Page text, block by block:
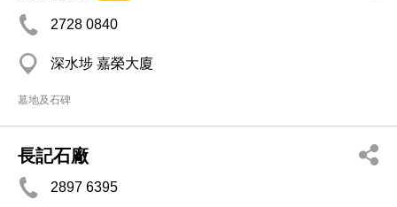
2728 0840
深水埗 嘉榮大廈
墓地及石碑
長記石廠
2897 6395